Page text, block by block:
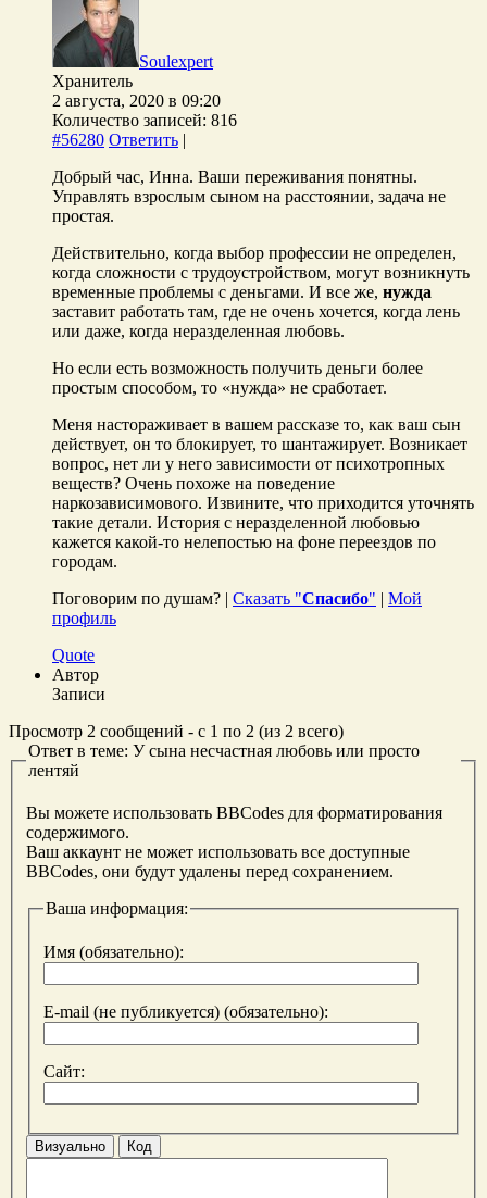
Soulexpert
Хранитель
2 августа, 2020 в 09:20
Количество записей: 816
#56280 Ответить |
Добрый час, Инна. Ваши переживания понятны.
Управлять взрослым сыном на расстоянии, задача не
простая.
Действительно, когда выбор профессии не определен,
когда сложности с трудоустройством, могут возникнуть
временные проблемы с деньгами. И все же, нужда
заставит работать там, где не очень хочется, когда лень
или даже, когда неразделенная любовь.
Но если есть возможность получить деньги более
простым способом, то «нужда» не сработает.
Меня настораживает в вашем рассказе то, как ваш сын
действует, он то блокирует, то шантажирует. Возникает
вопрос, нет ли у него зависимости от психотропных
веществ? Очень похоже на поведение
наркозависимового. Извините, что приходится уточнять
такие детали. История с неразделенной любовью
кажется какой-то нелепостью на фоне переездов по
городам.
Поговорим по душам? | Сказать "Спасибо" | Мой
профиль
Quote
Автор
Записи
Просмотр 2 сообщений - с 1 по 2 (из 2 всего)
Ответ в теме: У сына несчастная любовь или просто
лентяй
Вы можете использовать BBCodes для форматирования
содержимого.
Ваш аккаунт не может использовать все доступные
BBCodes, они будут удалены перед сохранением.
Ваша информация:
Имя (обязательно):
E-mail (не публикуется) (обязательно):
Сайт:
Визуально Код